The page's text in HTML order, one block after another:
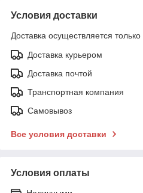
Условия доставки
Доставка осуществляется
Доставка курьером
Доставка почтой
Транспортная компания
Самовывоз
Все условия доставки
Условия оплаты